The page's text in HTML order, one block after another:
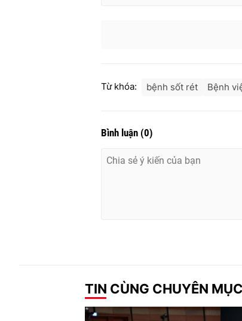
Từ khóa: bệnh sốt rét Bệnh
Bình luận (0)
TIN CÙNG CHUYÊN MỤC